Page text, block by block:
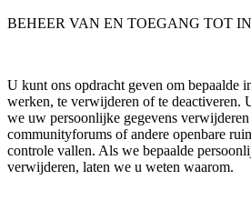
BEHEER VAN EN TOEGANG TOT
U kunt ons opdracht geven om bepaalde
werken, te verwijderen of te deactiveren.
we uw persoonlijke gegevens
communityforums of andere openbare
controle vallen. Als we bepaalde
verwijderen, laten we u weten waarom.